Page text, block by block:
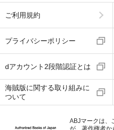
ご利用規約
プライバシーポリシー
dアカウント2段階認証とは
海賊版に関する取り組みに
ついて
ABJマークは、